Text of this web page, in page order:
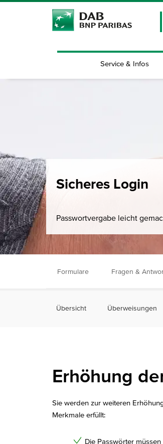
Service & Infos
Sicheres Login
Passwortvergabe leicht
Formulare Fragen &
Übersicht Überweisungen
Erhöhung
Sie werden zur weiteren
Merkmale erfüllt:
Die Passwörter